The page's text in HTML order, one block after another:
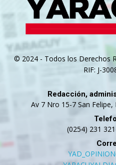
© 2024 - Todos los Derechos
RIF: J-
Redacción,
Av 7 Nro 15-7 San Felipe,
(0254) 231